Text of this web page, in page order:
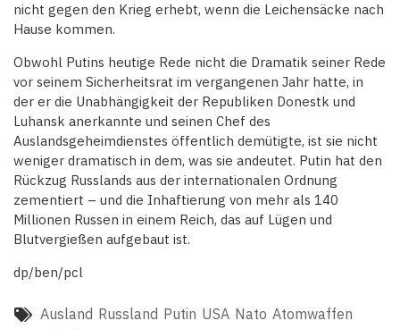
nicht gegen den Krieg erhebt, wenn die Leichensäcke nach
Hause kommen.
Obwohl Putins heutige Rede nicht die Dramatik seiner Rede
vor seinem Sicherheitsrat im vergangenen Jahr hatte, in
der er die Unabhängigkeit der Republiken Donestk und
Luhansk anerkannte und seinen Chef des
Auslandsgeheimdienstes öffentlich demütigte, ist sie nicht
weniger dramatisch in dem, was sie andeutet. Putin hat den
Rückzug Russlands aus der internationalen Ordnung
zementiert – und die Inhaftierung von mehr als 140
Millionen Russen in einem Reich, das auf Lügen und
Blutvergießen aufgebaut ist.
dp/ben/pcl
Ausland Russland Putin USA Nato Atomwaffen